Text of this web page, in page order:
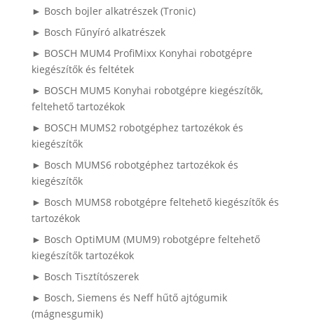
► Bosch bojler alkatrészek (Tronic)
► Bosch Fűnyíró alkatrészek
► BOSCH MUM4 ProfiMixx Konyhai robotgépre
kiegészítők és feltétek
► BOSCH MUM5 Konyhai robotgépre kiegészítők,
feltehető tartozékok
► BOSCH MUMS2 robotgéphez tartozékok és
kiegészítők
► Bosch MUMS6 robotgéphez tartozékok és
kiegészítők
► Bosch MUMS8 robotgépre feltehető kiegészítők és
tartozékok
► Bosch OptiMUM (MUM9) robotgépre feltehető
kiegészítők tartozékok
► Bosch Tisztítószerek
► Bosch, Siemens és Neff hűtő ajtógumik
(mágnesgumik)